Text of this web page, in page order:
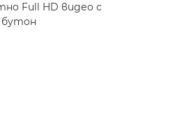
Full HD видео с
бутон